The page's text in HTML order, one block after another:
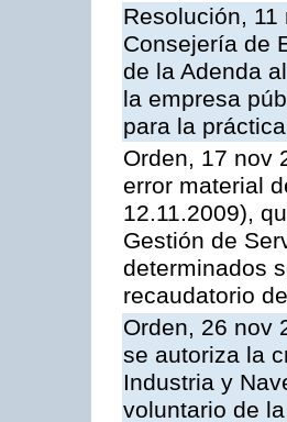
Resolución,
Consejería de
de la Adenda
la empresa
para la
Orden, 17 nov
error material
12.11.2009),
Gestión de
determinados
recaudatorio
Orden, 26 nov
se autoriza la
Industria y
voluntario de